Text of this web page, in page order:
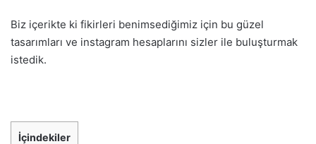
Biz içerikte ki fikirleri benimsediğimiz için bu güzel
tasarımları ve instagram hesaplarını sizler ile buluşturmak
istedik.
İçindekiler